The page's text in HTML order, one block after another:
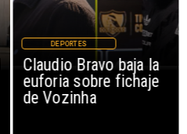
Claudio Bravo baja la
euforia sobre fichaje
de Vozinha
DEPORTES